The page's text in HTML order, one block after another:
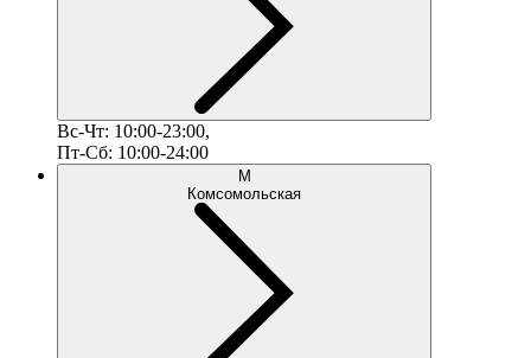
Вс-Чт: 10:00-23:00,
Пт-Сб: 10:00-24:00
М
Комсомольская